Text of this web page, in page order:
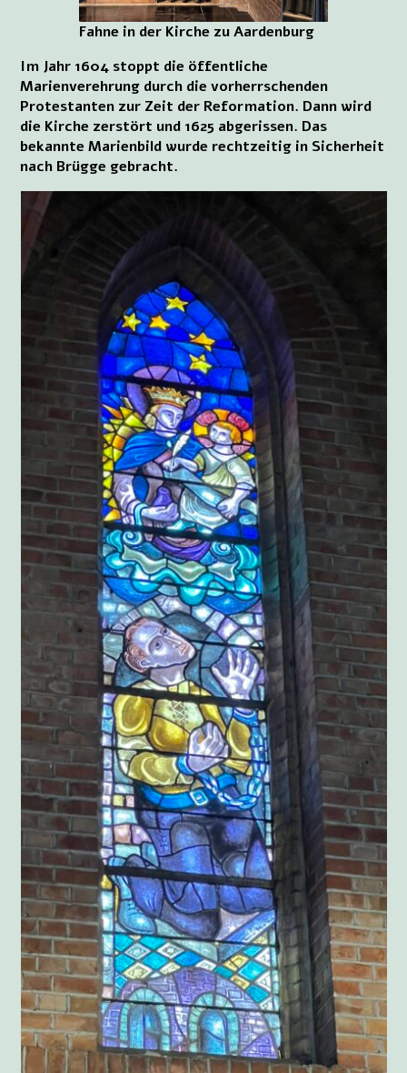
Fahne in der Kirche zu Aardenburg
Im Jahr 1604 stoppt die öffentliche
Marienverehrung durch die vorherrschenden
Protestanten zur Zeit der Reformation. Dann wird
die Kirche zerstört und 1625 abgerissen. Das
bekannte Marienbild wurde rechtzeitig in Sicherheit
nach Brügge gebracht.